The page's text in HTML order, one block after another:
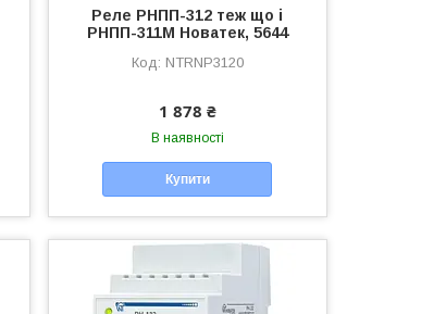
Реле РНПП-312 теж що і
РНПП-311М Новатек, 5644
NTRNP3120
1 878 ₴
В наявності
Купити